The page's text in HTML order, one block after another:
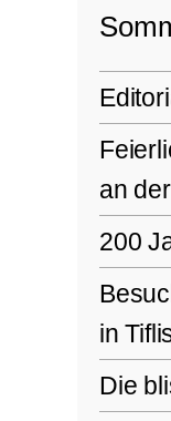
an
200
in
Die